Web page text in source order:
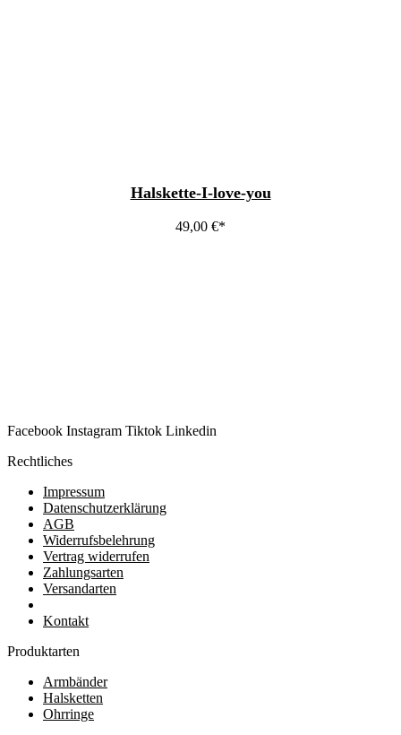
Halskette-I-love-you
49,00 €
Facebook Instagram Tiktok Linkedin
Rechtliches
Impressum
Datenschutzerklärung
AGB
Widerrufsbelehrung
Vertrag widerrufen
Zahlungsarten
Versandarten
Kontakt
Produktarten
Armbänder
Halsketten
Ohrringe